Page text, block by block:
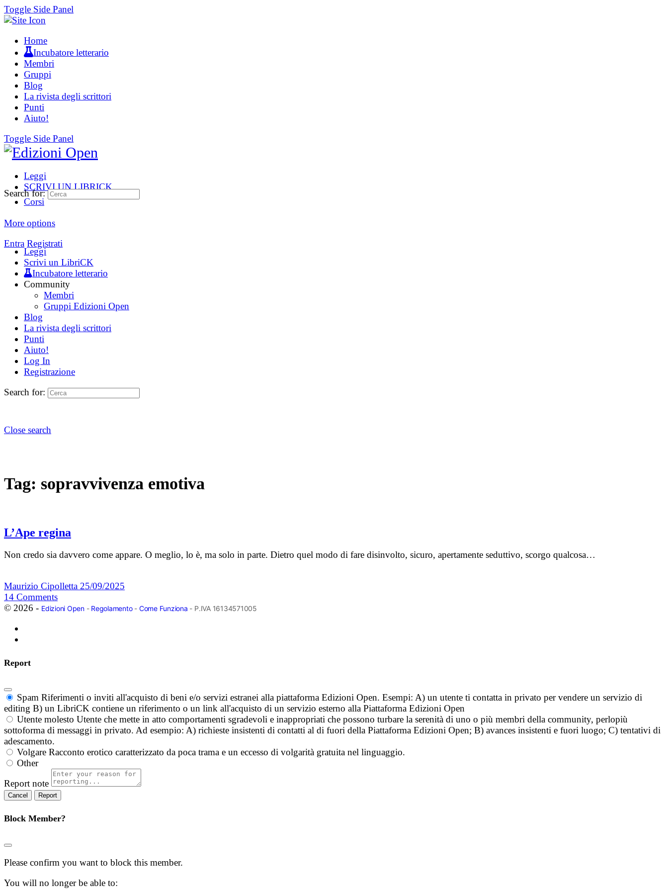
Toggle Side Panel
Home
Incubatore letterario
Membri
Gruppi
Blog
La rivista degli scrittori
Punti
Aiuto!
Toggle Side Panel
Leggi
SCRIVI UN LIBRICK
Corsi
More options
Entra Registrati
Search for:
Leggi
Scrivi un LibriCK
Incubatore letterario
Community
Membri
Gruppi Edizioni Open
Blog
La rivista degli scrittori
Punti
Aiuto!
Log In
Registrazione
Search for:
Close search
Tag: sopravvivenza emotiva
L’Ape regina
Non credo sia davvero come appare. O meglio, lo è, ma solo in parte. Dietro quel modo di fare disinvolto, sicuro, apertamente seduttivo, scorgo qualcosa…
Maurizio Cipolletta 25/09/2025
14 Comments
© 2026 - Edizioni Open- Regolamento- Come Funziona - P.IVA 16134571005
Report
Spam Riferimenti o inviti all'acquisto di beni e/o servizi estranei alla piattaforma Edizioni Open. Esempi: A) un utente ti contatta in privato per vendere un servizio di
editing B) un LibriCK contiene un riferimento o un link all'acquisto di un servizio esterno alla Piattaforma Edizioni Open
Utente molesto Utente che mette in atto comportamenti sgradevoli e inappropriati che possono turbare la serenità di uno o più membri della community, perlopiù
sottoforma di messaggi in privato. Ad esempio: A) richieste insistenti di contatti al di fuori della Piattaforma Edizioni Open; B) avances insistenti e fuori luogo; C) tentativi di
adescamento.
Volgare Racconto erotico caratterizzato da poca trama e un eccesso di volgarità gratuita nel linguaggio.
Other
Report note
Report
Block Member?
Please confirm you want to block this member.
You will no longer be able to: